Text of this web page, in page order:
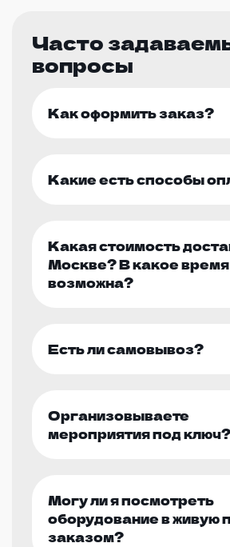
Часто
вопросы
Как оформить заказ?
Какие есть способы
Какая стоимость
Москве? В какое время
возможна?
Есть ли самовывоз?
Организовываете
мероприятия под ключ?
Могу ли я посмотреть
оборудование в живую
заказом?